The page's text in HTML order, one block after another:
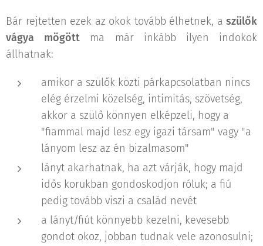
Bár rejtetten ezek az okok tovább élhetnek, a szülők
vágya mögött ma már inkább ilyen indokok
állhatnak:
amikor a szülők közti párkapcsolatban nincs
elég érzelmi közelség, intimitás, szövetség,
akkor a szülő könnyen elképzeli, hogy a
"fiammal majd lesz egy igazi társam" vagy "a
lányom lesz az én bizalmasom"
lányt akarhatnak, ha azt várják, hogy majd
idős korukban gondoskodjon róluk; a fiú
pedig tovább viszi a család nevét
a lányt/fiút könnyebb kezelni, kevesebb
gondot okoz, jobban tudnak vele azonosulni;